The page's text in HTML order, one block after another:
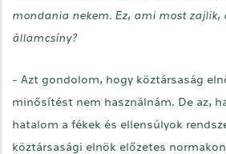
mondania nekem. Ez, ami most zajlik,
államcsíny?
- Azt gondolom, hogy köztársaság
minősítést nem használnám. De az,
hatalom a fékek és ellensúlyok
köztársasági elnök előzetes